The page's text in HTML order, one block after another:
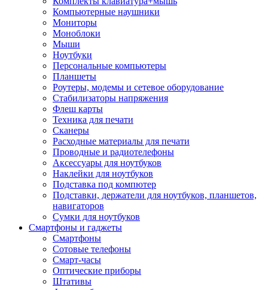
Компьютерные наушники
Мониторы
Моноблоки
Мыши
Ноутбуки
Персональные компьютеры
Планшеты
Роутеры, модемы и сетевое оборудование
Стабилизаторы напряжения
Флеш карты
Техника для печати
Сканеры
Расходные материалы для печати
Проводные и радиотелефоны
Аксессуары для ноутбуков
Наклейки для ноутбуков
Подставка под компютер
Подставки, держатели для ноутбуков, планшетов,
навигаторов
Сумки для ноутбуков
Смартфоны и гаджеты
Смартфоны
Сотовые телефоны
Смарт-часы
Оптические приборы
Штативы